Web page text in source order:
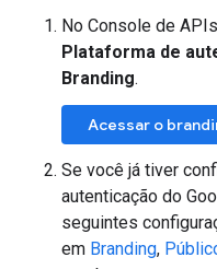
No Console de
Plataforma de
Branding.
Acessar o
Se você já tiver
autenticação do
seguintes
em Branding,